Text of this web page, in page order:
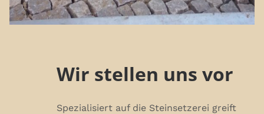
Wir stellen uns vor
Spezialisiert auf die Steinsetzerei greift